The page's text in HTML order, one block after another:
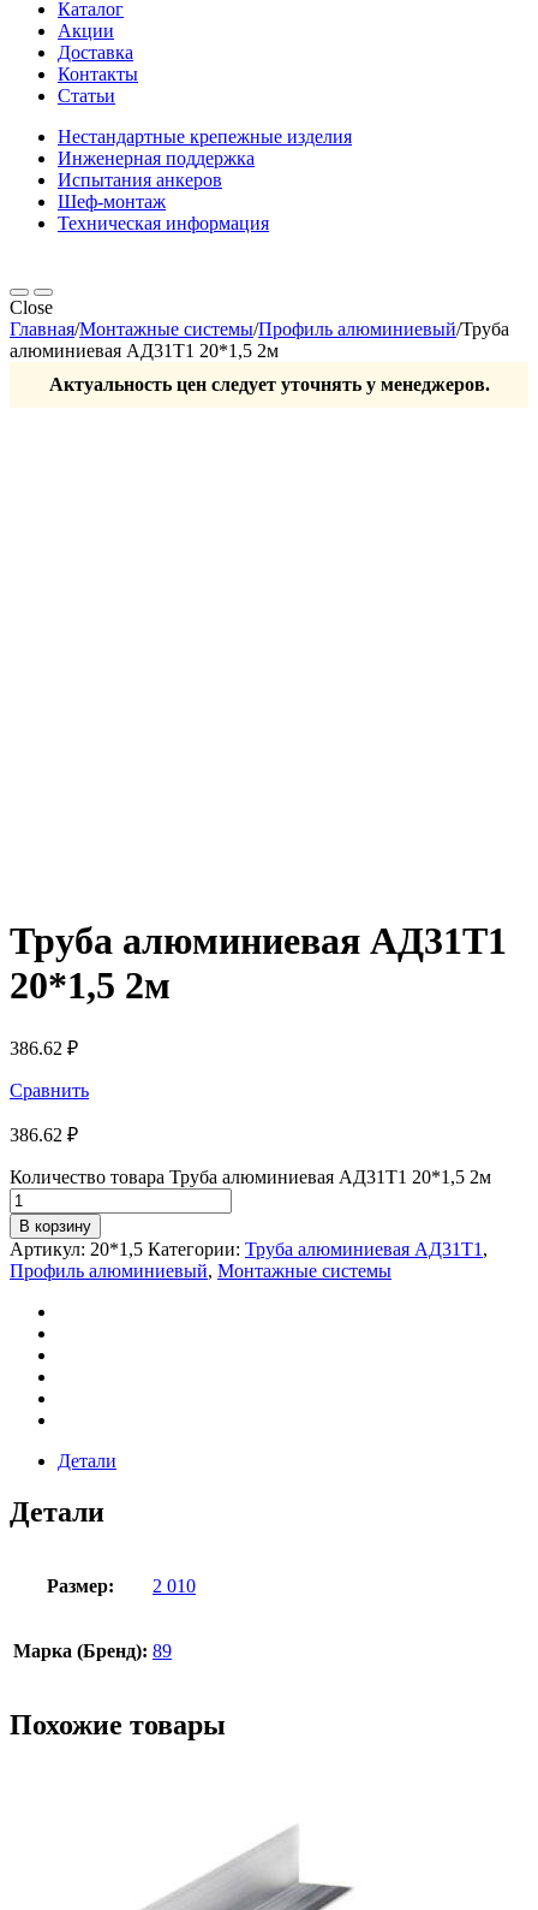
Каталог
Акции
Доставка
Контакты
Статьи
Нестандартные крепежные изделия
Инженерная поддержка
Испытания анкеров
Шеф-монтаж
Техническая информация
Close
Главная/Монтажные системы/Профиль алюминиевый/Труба
алюминиевая АД31Т1 20*1,5 2м
Актуальность цен следует уточнять у менеджеров.
Труба алюминиевая АД31Т1
20*1,5 2м
386.62 ₽
Сравнить
386.62 ₽
Количество товара Труба алюминиевая АД31Т1 20*1,5 2м
В корзину
Артикул: 20*1,5 Категории: Труба алюминиевая АД31Т1 ,
Профиль алюминиевый, Монтажные системы
Детали
Детали
Размер: 2 010
Марка (Бренд): 89
Похожие товары